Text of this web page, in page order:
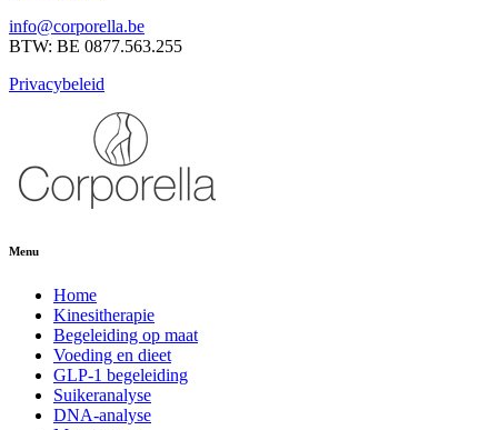
info@corporella.be
BTW: BE 0877.563.255
Privacybeleid
Menu
Home
Kinesitherapie
Begeleiding op maat
Voeding en dieet
GLP-1 begeleiding
Suikeranalyse
DNA-analyse